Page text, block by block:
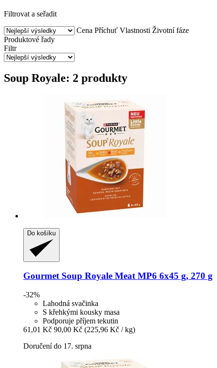
Filtrovat a seřadit
Cena Příchuť Vlastnosti Životní fáze
Produktové řady
Filtr
Soup Royale: 2 produkty
Do košíku
GourmetSoup Royale Meat MP6 6x45 g, 270 g
-32%
Lahodná svačinka
S křehkými kousky masa
Podporuje příjem tekutin
61,01 Kč 90,00 Kč (225,96 Kč / kg)
Doručení do 17. srpna